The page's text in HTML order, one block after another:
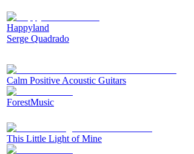
Happyland
Serge Quadrado
Calm Positive Acoustic Guitars
ForestMusic
This Little Light of Mine